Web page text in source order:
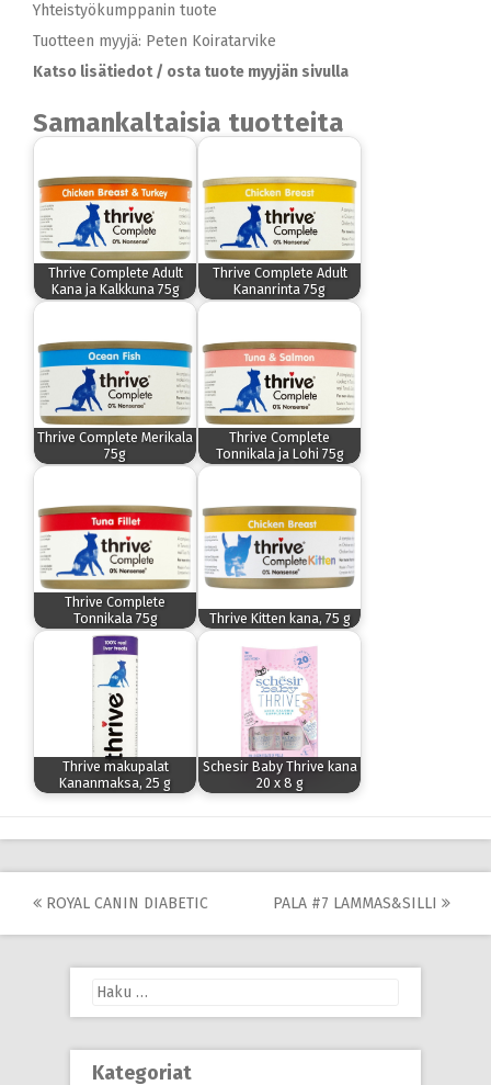
Yhteistyökumppanin tuote
Tuotteen myyjä: Peten Koiratarvike
Katso lisätiedot / osta tuote myyjän sivulla
Samankaltaisia tuotteita
Thrive Complete Adult
Kana ja Kalkkuna 75g
Thrive Complete Adult
Kananrinta 75g
Thrive Complete Merikala
75g
Thrive Complete
Tonnikala ja Lohi 75g
Thrive Complete
Tonnikala 75g
Thrive Kitten kana, 75 g
Thrive makupalat
Kananmaksa, 25 g
Schesir Baby Thrive kana
20 x 8 g
Post
navigation
ROYAL CANIN DIABETIC PALA #7 LAMMAS&SILLI
Haku:
Kategoriat